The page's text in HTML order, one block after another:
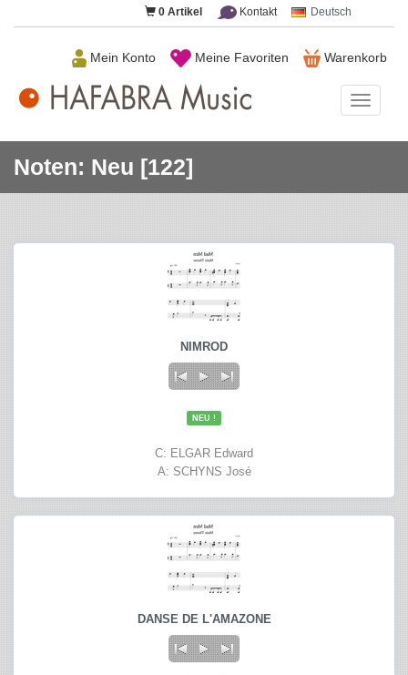
0 Artikel Kontakt Deutsch
Warenkorb
Meine Favoriten
Mein Konto
Music
Noten: Neu [122]
NIMROD
NEU !
C: ELGAR Edward
A: SCHYNS José
DANSE DE L'AMAZONE